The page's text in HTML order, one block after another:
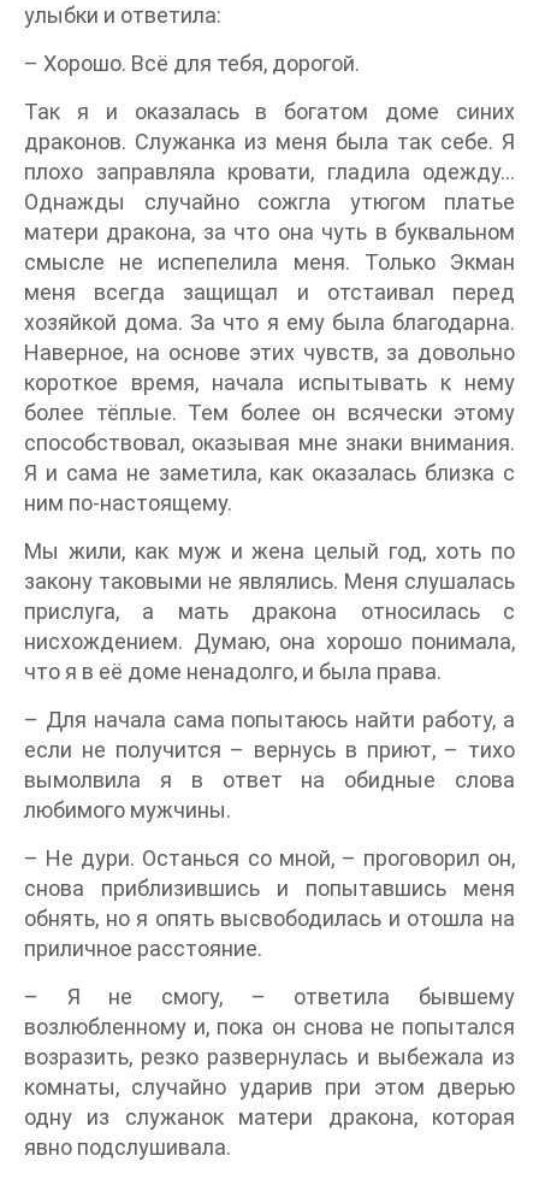
улыбки и ответила:
– Хорошо. Всё для тебя, дорогой.
Так я и оказалась в богатом доме синих
драконов. Служанка из меня была так себе. Я
плохо заправляла кровати, гладила одежду…
Однажды случайно сожгла утюгом платье
матери дракона, за что она чуть в буквальном
смысле не испепелила меня. Только Экман
меня всегда защищал и отстаивал перед
хозяйкой дома. За что я ему была благодарна.
Наверное, на основе этих чувств, за довольно
короткое время, начала испытывать к нему
более тёплые. Тем более он всячески этому
способствовал, оказывая мне знаки внимания.
Я и сама не заметила, как оказалась близка с
ним по-настоящему.
Мы жили, как муж и жена целый год, хоть по
закону таковыми не являлись. Меня слушалась
прислуга, а мать дракона относилась с
нисхождением. Думаю, она хорошо понимала,
что я в её доме ненадолго, и была права.
– Для начала сама попытаюсь найти работу, а
если не получится – вернусь в приют, – тихо
вымолвила я в ответ на обидные слова
любимого мужчины.
– Не дури. Останься со мной, – проговорил он,
снова приблизившись и попытавшись меня
обнять, но я опять высвободилась и отошла на
приличное расстояние.
– Я не смогу, – ответила бывшему
возлюбленному и, пока он снова не попытался
возразить, резко развернулась и выбежала из
комнаты, случайно ударив при этом дверью
одну из служанок матери дракона, которая
явно подслушивала.